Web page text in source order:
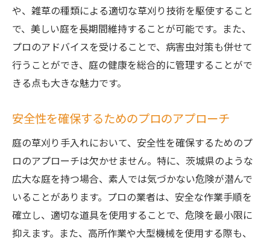
庭を最大限に活かすためのデザイン提案
広い庭での手入れを楽にする技術
庭の特性に応じたカスタマイズ方法
プロに任せることで得られる庭の魅力
プロの技が生み出す庭の美しさ
季節を感じる庭作りのアプローチ
庭の多様な魅力を引き出すための工夫
家族で楽しむための庭の提案
プロの手による維持管理の重要性
茨城県で草刈り代行サービスを選ぶポイント
信頼できるサービス業者の選び方
や、雑草の種類による適切な草刈り技術を駆使すること
で、美しい庭を長期間維持することが可能です。また、
プロのアドバイスを受けることで、病害虫対策も併せて
行うことができ、庭の健康を総合的に管理することがで
きる点も大きな魅力です。
安全性を確保するためのプロのアプローチ
庭の草刈り手入れにおいて、安全性を確保するためのプ
ロのアプローチは欠かせません。特に、茨城県のような
広大な庭を持つ場合、素人では気づかない危険が潜んで
いることがあります。プロの業者は、安全な作業手順を
確立し、適切な道具を使用することで、危険を最小限に
抑えます。また、高所作業や大型機械を使用する際も、